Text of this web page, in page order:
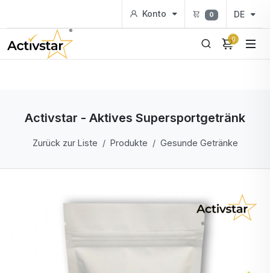
Konto 0 DE
0
Activstar - Aktives Supersportgetränk
Zurück zur Liste Produkte Gesunde Getränke